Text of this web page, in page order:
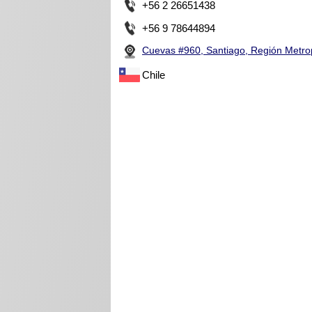
+56 2 26651438
+56 9 78644894
Cuevas #960, Santiago, Región
Chile